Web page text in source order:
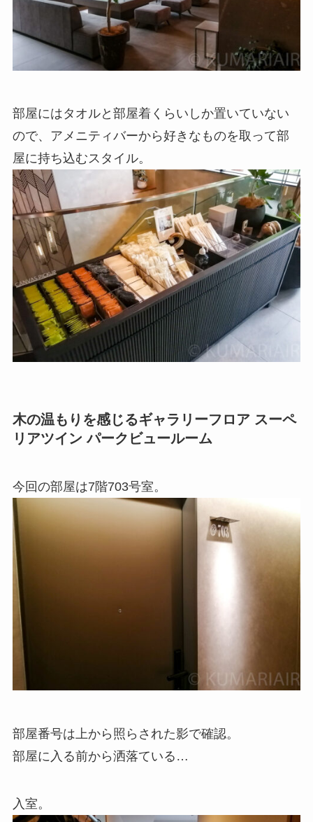
部屋にはタオルと部屋着くらいしか置いていない
ので、アメニティバーから好きなものを取って部
屋に持ち込むスタイル。
木の温もりを感じるギャラリーフロア スーペ
リアツイン パークビュールーム
今回の部屋は7階703号室。
部屋番号は上から照らされた影で確認。
部屋に入る前から洒落ている…
入室。